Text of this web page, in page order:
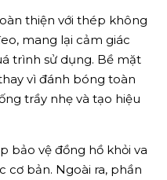
thiện với thép không
mang lại cảm giác
trình sử dụng. Bề mặt
vì đánh bóng toàn
trầy nhẹ và tạo hiệu
bảo vệ đồng hồ khỏi va
cơ bản. Ngoài ra, phần